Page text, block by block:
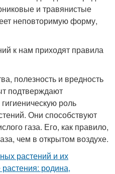
и травянистые
неповторимую форму,
к нам приходят правила
полезность и вредность
подтверждают
роль
Они способствуют
газа. Его, как правило,
чем в открытом воздухе.